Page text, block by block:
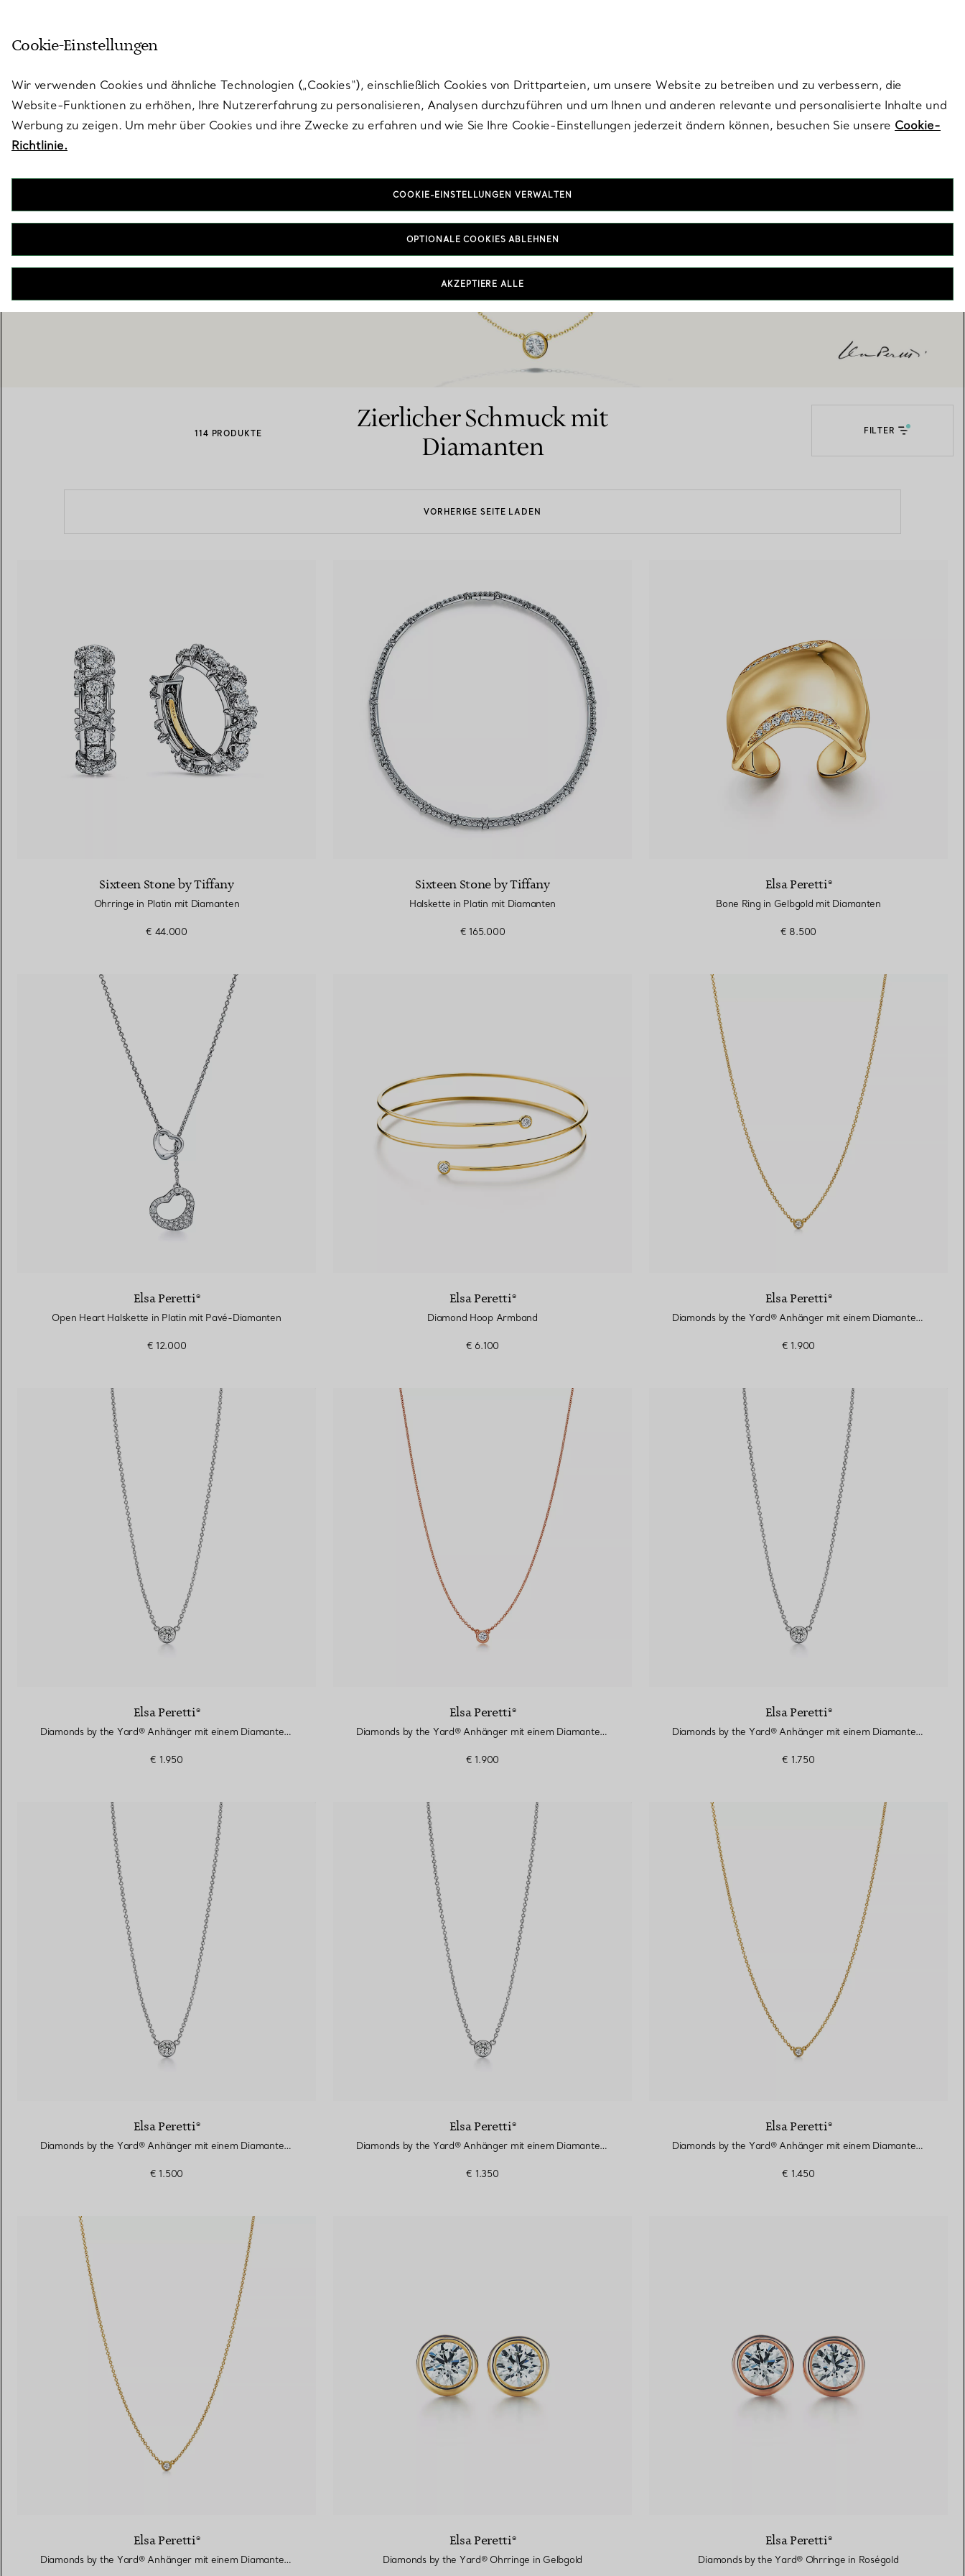
Eternity Ringe
mit einem Tiffany-Diamantenexperten.
bis hin zu schmalen kombinierbaren Ringen –
diese zierlichen Schmuckdesigns sind auf
114 PRODUKTE
Zierlicher Schmuck mit
Diamanten
FILTER
VORHERIGE SEITE LADEN
Sixteen Stone by Tiffany
Ohrringe in Platin mit Diamanten
€ 44.000
Sixteen Stone by Tiffany
Halskette in Platin mit Diamanten
€ 165.000
Elsa Peretti®
Bone Ring in Gelbgold mit Diamanten
€ 8.500
Elsa Peretti®
Open Heart Halskette in Platin mit Pavé-Diamanten
€ 12.000
Elsa Peretti®
Diamond Hoop Armband
€ 6.100
Elsa Peretti®
Diamonds by the Yard® Anhänger mit einem Diamanten in Gelbgold
€ 1.900
Elsa Peretti®
Diamonds by the Yard® Anhänger mit einem Diamanten in Platin
€ 1.950
Elsa Peretti®
Diamonds by the Yard® Anhänger mit einem Diamanten in Roségold
€ 1.900
Elsa Peretti®
Diamonds by the Yard® Anhänger mit einem Diamanten in Platin
€ 1.750
Elsa Peretti®
Diamonds by the Yard® Anhänger mit einem Diamanten in Platin
€ 1.500
Elsa Peretti®
Diamonds by the Yard® Anhänger mit einem Diamanten in Platin
€ 1.350
Elsa Peretti®
Diamonds by the Yard® Anhänger mit einem Diamanten in Gelbgold
€ 1.450
Elsa Peretti®
Diamonds by the Yard® Anhänger mit einem Diamanten in Gelbgold
Elsa Peretti®
Diamonds by the Yard® Ohrringe in Gelbgold
Elsa Peretti®
Diamonds by the Yard® Ohrringe in Roségold
Cookie-Einstellungen
Wir verwenden Cookies und ähnliche Technologien („Cookies“), einschließlich Cookies von Drittparteien, um unsere Website zu betreiben und zu verbessern, die
Website-Funktionen zu erhöhen, Ihre Nutzererfahrung zu personalisieren, Analysen durchzuführen und um Ihnen und anderen relevante und personalisierte Inhalte und
Werbung zu zeigen. Um mehr über Cookies und ihre Zwecke zu erfahren und wie Sie Ihre Cookie-Einstellungen jederzeit ändern können, besuchen Sie unsere Cookie-
Richtlinie.
COOKIE-EINSTELLUNGEN VERWALTEN
OPTIONALE COOKIES ABLEHNEN
AKZEPTIERE ALLE